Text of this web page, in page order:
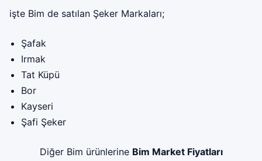
işte Bim de satılan Şeker Markaları;
Şafak
Irmak
Tat Küpü
Bor
Kayseri
Şafi Şeker
Diğer Bim ürünlerine Bim Market Fiyatları